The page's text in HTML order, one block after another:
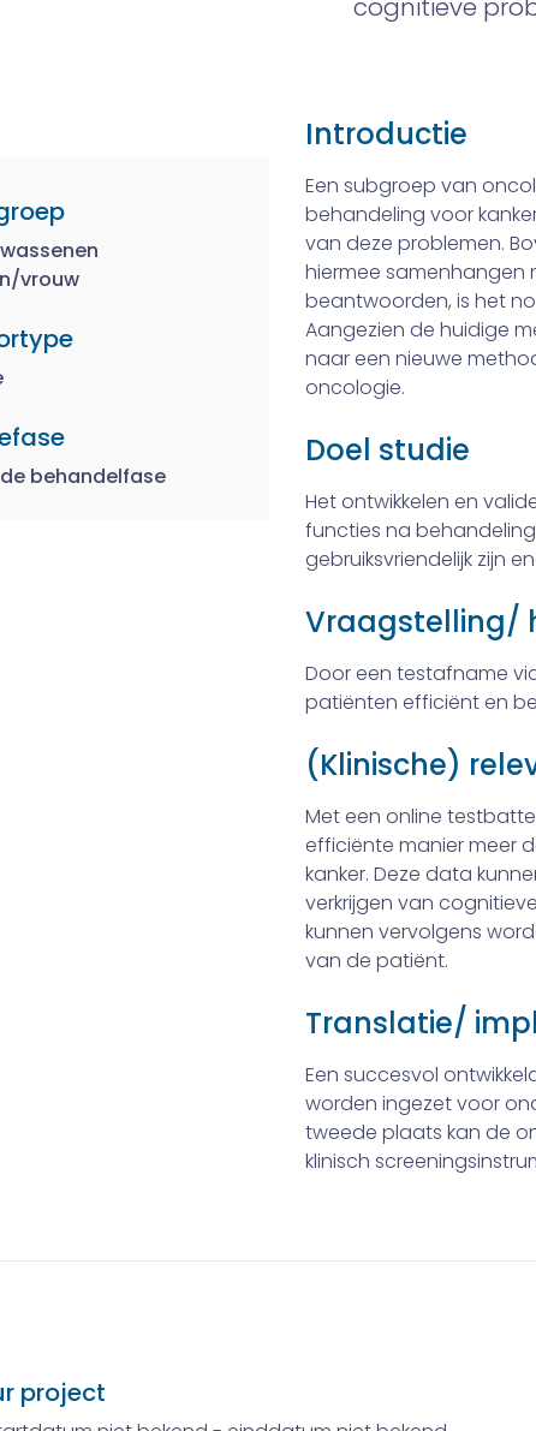
cognitieve
vrouw
behandelfase
Introductie
Een subgroep van
behandeling voor
van deze problemen.
hiermee samenhangen
beantwoorden, is het
Aangezien de huidige
naar een nieuwe
oncologie.
Doel studie
Het ontwikkelen en
functies na
gebruiksvriendelijk zijn
Vraagstelling/
Door een testafname
patiënten efficiënt en
(Klinische)
Met een online
efficiënte manier meer
kanker. Deze data
verkrijgen van
kunnen vervolgens
van de patiënt.
Translatie/
Een succesvol
worden ingezet voor
tweede plaats kan de
klinisch
project